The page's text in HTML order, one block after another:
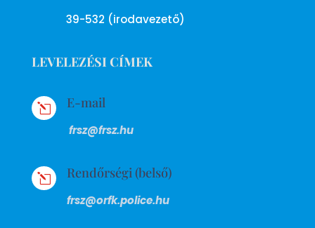
39-532 (irodavezető)
LEVELEZÉSI CÍMEK
l E-mail
frsz@frsz.hu
l Rendőrségi (belső)
frsz@orfk.police.hu